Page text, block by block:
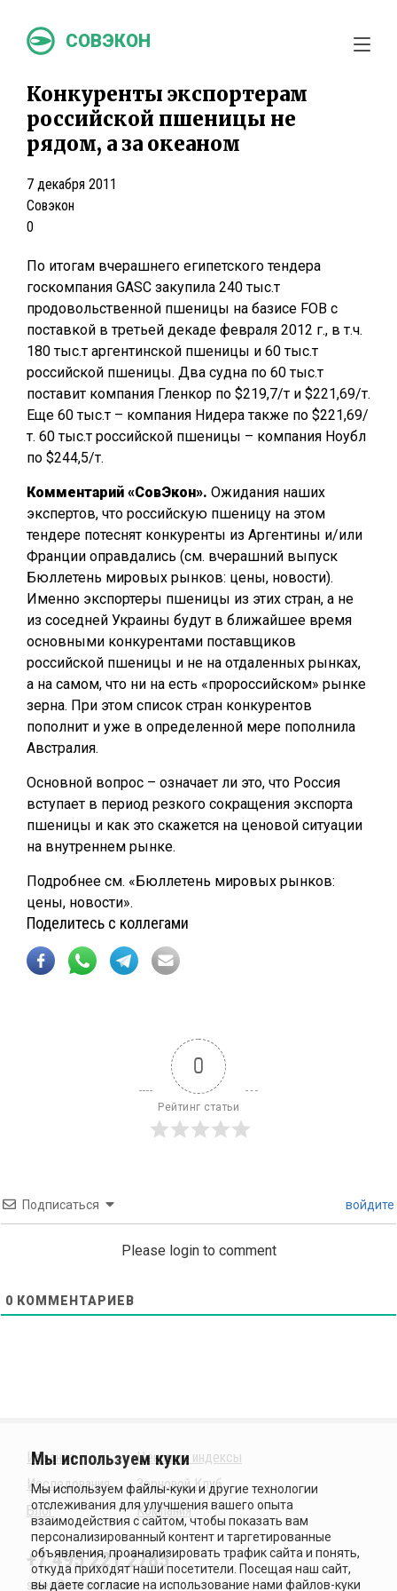
СОВЭКОН
Конкуренты экспортерам
российской пшеницы не
рядом, а за океаном
7 декабря 2011
Совэкон
0
По итогам вчерашнего египетского тендера
госкомпания GASC закупила 240 тыс.т
продовольственной пшеницы на базисе FOB с
поставкой в третьей декаде февраля 2012 г., в т.ч.
180 тыс.т аргентинской пшеницы и 60 тыс.т
российской пшеницы. Два судна по 60 тыс.т
поставит компания Гленкор по $219,7/т и $221,69/т.
Еще 60 тыс.т – компания Нидера также по $221,69/
т. 60 тыс.т российской пшеницы – компания Ноубл
по $244,5/т.
Комментарий «СовЭкон». Ожидания наших
экспертов, что российскую пшеницу на этом
тендере потеснят конкуренты из Аргентины и/или
Франции оправдались (см. вчерашний выпуск
Бюллетень мировых рынков: цены, новости).
Именно экспортеры пшеницы из этих стран, а не
из соседней Украины будут в ближайшее время
основными конкурентами поставщиков
российской пшеницы и не на отдаленных рынках,
а на самом, что ни на есть «пророссийском» рынке
зерна. При этом список стран конкурентов
пополнит и уже в определенной мере пополнила
Австралия.
Основной вопрос – означает ли это, что Россия
вступает в период резкого сокращения экспорта
пшеницы и как это скажется на ценовой ситуации
на внутреннем рынке.
Подробнее см. «Бюллетень мировых рынков:
цены, новости».
Поделитесь с коллегами
0
Рейтинг статьи
Подписаться войдите
Please login to comment
0 КОММЕНТАРИЕВ
Издания
Исследования
Блог
Ценовые индексы
Зерновой Клуб
Компания
+7 495 221 2785
sales@sovecon.com